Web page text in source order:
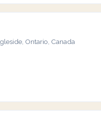
Ontario, Canada